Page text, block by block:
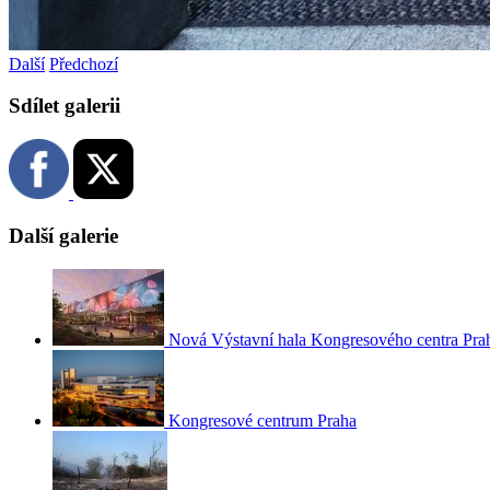
Další Předchozí
Sdílet galerii
Další galerie
Nová Výstavní hala Kongresového centra
Kongresové centrum Praha